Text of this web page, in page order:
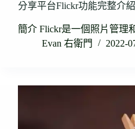
分享平台Flickr功能完整介紹
簡介 Flickr是一個照片管理
Evan 右衛門
2022-